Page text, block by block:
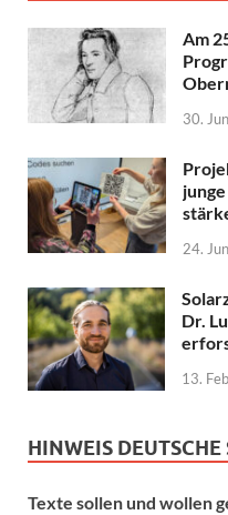
Am
30.
24.
Dr.
13.
HINWEIS DEUTSCHE
Texte sollen und wollen